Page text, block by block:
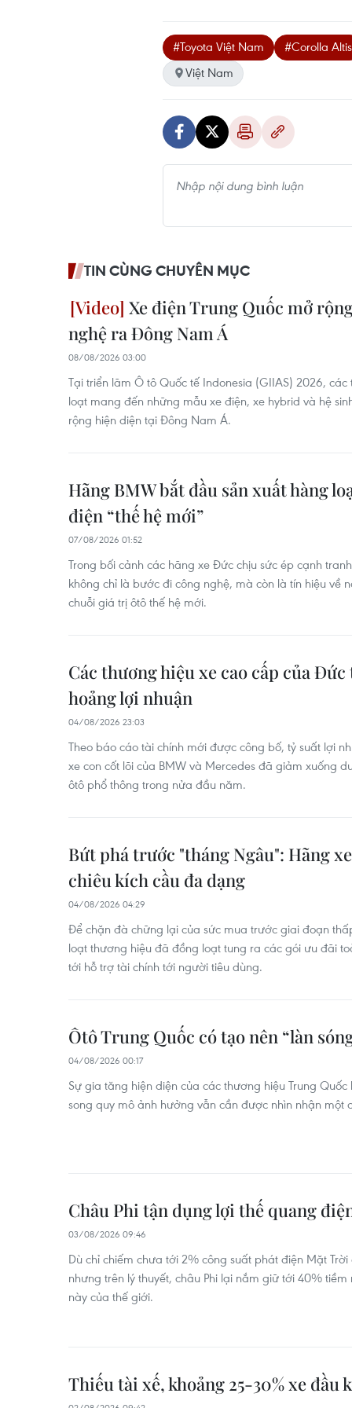
#Toyota Việt Nam #Corolla Altis
Việt Nam
TIN CÙNG CHUYÊN MỤC
Xe điện Trung Quốc mở
nghệ ra Đông Nam Á
08/08/2026 03:00
Tại triển lãm Ô tô Quốc tế Indonesia (GIIAS) 2026,
loạt mang đến những mẫu xe điện, xe hybrid và hệ
rộng hiện diện tại Đông Nam Á.
Hãng BMW bắt đầu sản xuất hàng
điện “thế hệ mới”
07/08/2026 01:52
Trong bối cảnh các hãng xe Đức chịu sức ép cạnh
không chỉ là bước đi công nghệ, mà còn là tín hiệu về
chuỗi giá trị ôtô thế hệ mới.
Các thương hiệu xe cao cấp của
hoảng lợi nhuận
04/08/2026 23:03
Theo báo cáo tài chính mới được công bố, tỷ suất lợi
xe con cốt lõi của BMW và Mercedes đã giảm xuống
ôtô phổ thông trong nửa đầu năm.
Bứt phá trước "tháng Ngâu": Hãng
chiêu kích cầu đa dạng
04/08/2026 04:29
Để chặn đà chững lại của sức mua trước giai đoạn
loạt thương hiệu đã đồng loạt tung ra các gói ưu đãi
tới hỗ trợ tài chính tới người tiêu dùng.
Ôtô Trung Quốc có tạo nên “làn
04/08/2026 00:17
Sự gia tăng hiện diện của các thương hiệu Trung
song quy mô ảnh hưởng vẫn cần được nhìn nhận một
Châu Phi tận dụng lợi thế quang
03/08/2026 09:46
Dù chỉ chiếm chưa tới 2% công suất phát điện Mặt
nhưng trên lý thuyết, châu Phi lại nắm giữ tới 40%
này của thế giới.
Thiếu tài xế, khoảng 25-30% xe đầu